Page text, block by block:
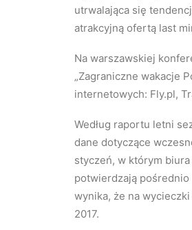
utrwalająca się
atrakcyjną ofertą last
Na warszawskiej
„Zagraniczne wakacje
internetowych: Fly.pl,
Według raportu letni
dane dotyczące
styczeń, w którym
potwierdzają pośrednio
wynika, że na
2017.